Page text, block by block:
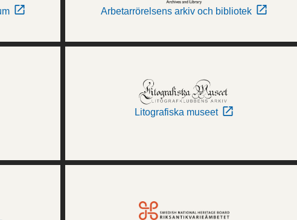
Arbetarrörelsens arkiv och bibliotek
Litografiska museet